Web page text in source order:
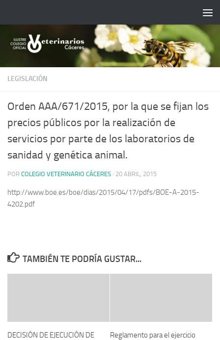
LEGISLACIÓN
Orden AAA/671/2015, por la que se fijan los
precios públicos por la realización de
servicios por parte de los laboratorios de
sanidad y genética animal.
POR COLEGIO VETERINARIO CÁCERES · 20 ABRIL, 2015
http://www.boe.es/boe/dias/2015/04/17/pdfs/BOE-A-2015-
4202.pdf
TAMBIÉN TE PODRÍA GUSTAR...
DECISIÓN DE EJECUCIÓN DE
Reglamento para el ejercicio